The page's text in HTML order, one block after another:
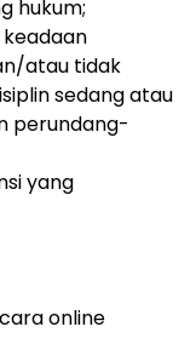
hukum;
keadaan
/atau tidak
sedangatau
perundang-
yang
online